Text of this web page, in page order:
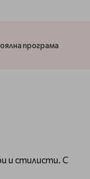
програма
и стилисти. С